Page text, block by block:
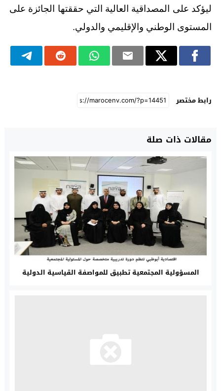
ليؤكد على المصداقية العالية التي حققتها الجائزة على
المستوى الوطني والإقليمي والدولي.
رابط مختصر
مقالات ذات صلة
المسؤولية المجتمعية تطبيق للمواصفة القياسية الدولية